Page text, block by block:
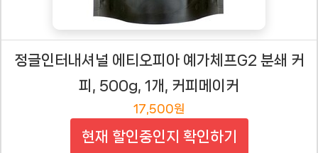
정글인터내셔널 에티오피아 예가체프G2 분쇄 커
피, 500g, 1개, 커피메이커
17,500원
현재 할인중인지 확인하기